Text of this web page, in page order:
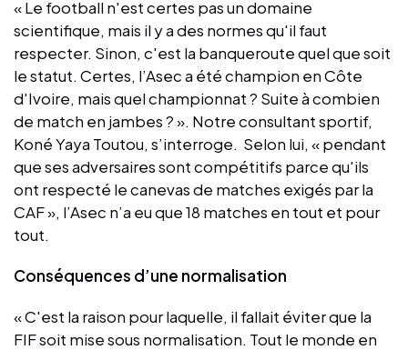
« Le football n'est certes pas un domaine
scientifique, mais il y a des normes qu'il faut
respecter. Sinon, c'est la banqueroute quel que soit
le statut. Certes, l’Asec a été champion en Côte
d'Ivoire, mais quel championnat ? Suite à combien
de match en jambes ? ». Notre consultant sportif,
Koné Yaya Toutou, s’interroge. Selon lui, « pendant
que ses adversaires sont compétitifs parce qu'ils
ont respecté le canevas de matches exigés par la
CAF », l’Asec n’a eu que 18 matches en tout et pour
tout.
Conséquences d’une normalisation
« C'est la raison pour laquelle, il fallait éviter que la
FIF soit mise sous normalisation. Tout le monde en